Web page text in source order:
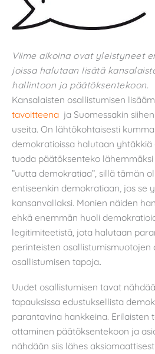
Viime aikoina ovat yleistyneet
joissa halutaan lisätä
hallintoon ja päätöksentekoon.
Kansalaisten osallistumisen
tavoitteena ja Suomessakin siihen
useita. On lähtökohtaisesti
demokratioissa halutaan yhtäkkiä
tuoda päätöksenteko
”uutta demokratiaa”, sillä tämän
entiseenkin demokratiaan, jos se
kansanvallaksi. Monien näiden
ehkä enemmän huoli
legitimiteetistä, jota halutaan
perinteisten osallistumismuotojen
osallistumisen tapoja.
Uudet osallistumisen tavat
tapauksissa edustuksellista
parantavina hankkeina. Erilaisten
ottaminen päätöksentekoon ja
nähdään siis lähes